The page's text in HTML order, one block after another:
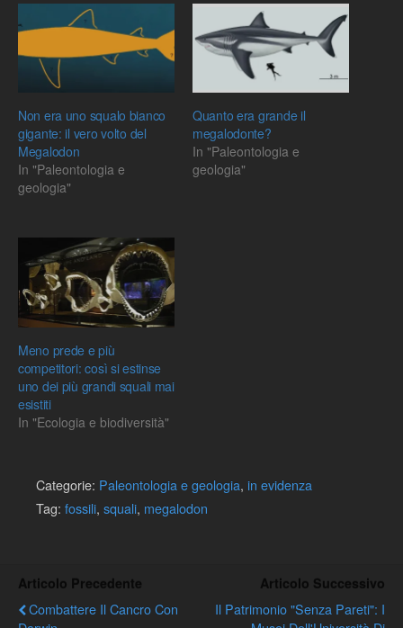
Non era uno squalo bianco
gigante: il vero volto del
Megalodon
In "Paleontologia e
geologia"
Quanto era grande il
megalodonte?
In "Paleontologia e
geologia"
Meno prede e più
competitori: così si estinse
uno dei più grandi squali mai
esistiti
In "Ecologia e biodiversità"
Categorie: Paleontologia e geologia, in evidenza
Tag: fossili, squali, megalodon
Articolo Precedente
Combattere Il Cancro Con
Articolo Successivo
Il Patrimonio "senza Pareti": I